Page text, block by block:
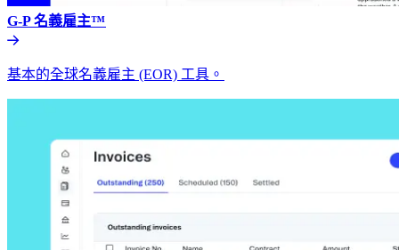
G-P 名義雇主™​​
基本的全球名義雇主 (EOR) 工具。​​